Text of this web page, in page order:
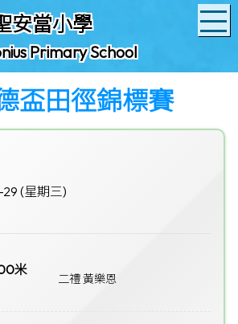
安當小學
Primary School
盃田徑錦標賽
(星期三)
米
二禮 黃樂恩